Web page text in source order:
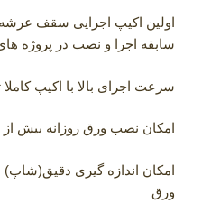
سابقه اجرا و نصب در پروژه
سرعت اجرای بالا با اکیپ
امکان نصب ورق روزانه بیش از
امکان اندازه گیری
ورق